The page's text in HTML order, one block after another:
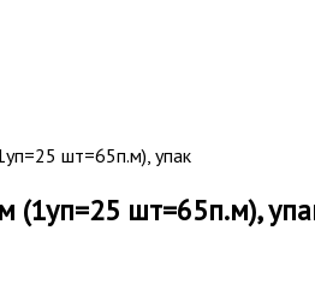
шт=65п.м), упак
(1уп=25 шт=65п.м),